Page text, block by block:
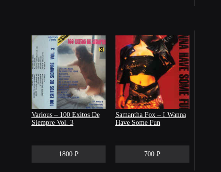
Various – 100 Exitos De
Siempre Vol. 3
1800 ₽
Samantha Fox – I Wanna
Have Some Fun
700 ₽